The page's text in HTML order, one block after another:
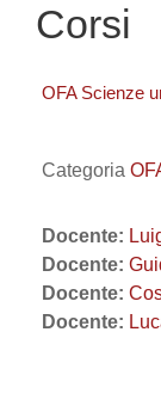
Corsi
OFA Scienze
Categoria
Docente:
Docente:
Docente:
Docente: